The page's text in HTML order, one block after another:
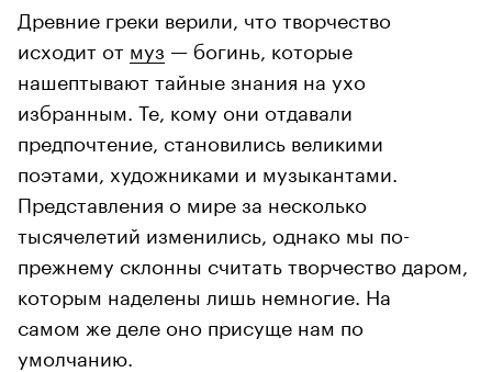
Древние греки верили, что творчество
исходит от муз — богинь, которые
нашептывают тайные знания на ухо
избранным. Те, кому они отдавали
предпочтение, становились великими
поэтами, художниками и музыкантами.
Представления о мире за несколько
тысячелетий изменились, однако мы по-
прежнему склонны считать творчество даром,
которым наделены лишь немногие. На
самом же деле оно присуще нам по
умолчанию.